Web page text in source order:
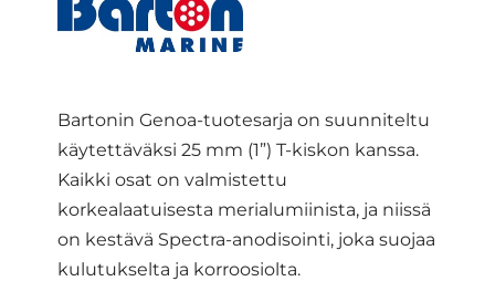
Bartonin Genoa-tuotesarja on suunniteltu
käytettäväksi 25 mm (1”) T-kiskon kanssa.
Kaikki osat on valmistettu
korkealaatuisesta merialumiinista, ja niissä
on kestävä Spectra-anodisointi, joka suojaa
kulutukselta ja korroosiolta.